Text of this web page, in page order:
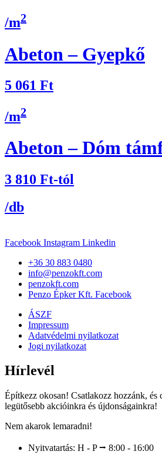
/m2
Abeton – Gyepkő
5 061 Ft
/m2
Abeton – Dóm
3 810 Ft-tól
/db
Facebook Instagram Linkedin
+36 30 883 0480
info@penzokft.com
penzokft.com
Penzo Épker Kft. Facebook
ÁSZF
Impressum
Adatvédelmi nyilatkozat
Jogi nyilatkozat
Hírlevél
Építkezz okosan! Csatlakozz hozzánk, és
legütősebb akcióinkra és újdonságainkra!
Nem akarok lemaradni!
Nyitvatartás: H - P ⭢ 8:00 - 16:00